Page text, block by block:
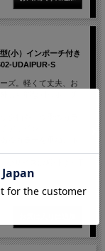
(小）インポーチ付き
UDAIPUR-S
ズ。軽くて丈夫、お
ク柄を、今季のカラ
デザイン。